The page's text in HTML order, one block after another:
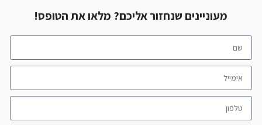
מעוניינים שנחזור אליכם? מלאו את הטופס!